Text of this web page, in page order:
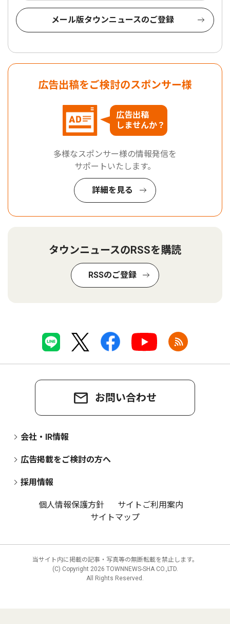
メール版タウンニュースのご登録
広告出稿をご検討のスポンサー様
広告出稿
しませんか？
多様なスポンサー様の情報発信を
サポートいたします。
詳細を見る
タウンニュースのRSSを購読
RSSのご登録
お問い合わせ
会社・IR情報
広告掲載をご検討の方へ
採用情報
個人情報保護方針
サイトご利用案内
サイトマップ
当サイト内に掲載の記事・写真等の無断転載を禁止します。
(C) Copyright 2026 TOWNNEWS-SHA CO.,LTD.
All Rights Reserved.